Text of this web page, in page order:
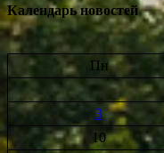
Календарь новостей
Пн
3
10